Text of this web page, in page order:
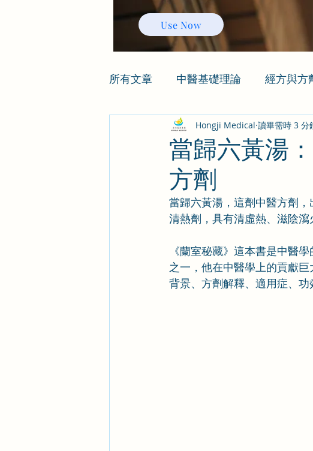
所有文章 中醫基礎理論 經方與方
當歸六黃湯
方劑
Hongji Medical 讀畢需時 3 分
當歸六黃湯，這劑中醫方劑
清熱劑，具有清虛熱、滋陰瀉
《蘭室秘藏》這本書是中醫
之一，他在中醫學上的貢獻巨
背景、方劑解釋、適用症、功
Use Now